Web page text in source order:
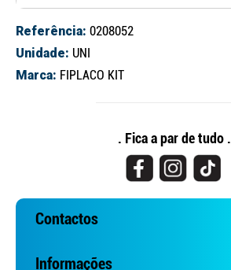
Referência: 0208052
Unidade: UNI
Marca: FIPLACO KIT
. Fica a par de tudo .
Contactos
Informações